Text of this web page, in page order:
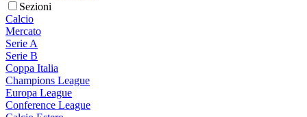
Sezioni
Calcio
Mercato
Serie A
Serie B
Coppa Italia
Champions League
Europa League
Conference League